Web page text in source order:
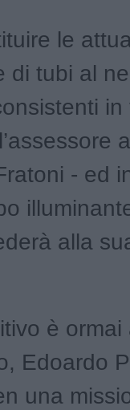
le
di tubi al
- ed
alla
è
Edoardo
una